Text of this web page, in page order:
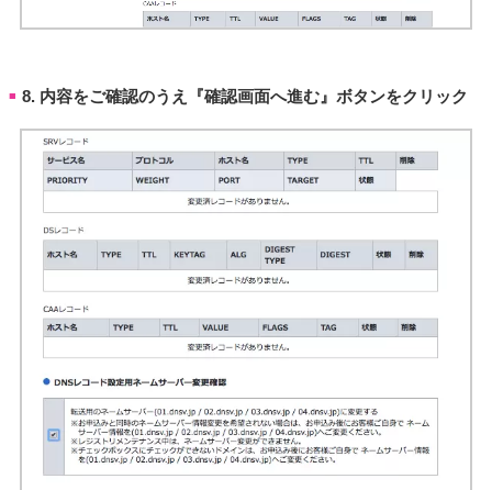
■ 8. 内容をご確認のうえ『確認画面へ進む』ボタンをクリック